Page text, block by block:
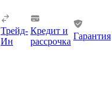
Трейд-
Ин
Кредит и
рассрочка
Гарантия